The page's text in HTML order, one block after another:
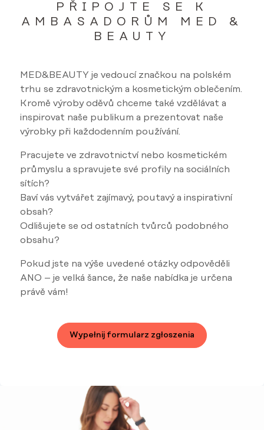
PŘIPOJTE SE K
AMBASADORŮM MED &
BEAUTY
MED&BEAUTY je vedoucí značkou na polském
trhu se zdravotnickým a kosmetickým oblečením.
Kromě výroby oděvů chceme také vzdělávat a
inspirovat naše publikum a prezentovat naše
výrobky při každodenním používání.
Pracujete ve zdravotnictví nebo kosmetickém
průmyslu a spravujete své profily na sociálních
sítích?
Baví vás vytvářet zajímavý, poutavý a inspirativní
obsah?
Odlišujete se od ostatních tvůrců podobného
obsahu?
Pokud jste na výše uvedené otázky odpověděli
ANO – je velká šance, že naše nabídka je určena
právě vám!
Wypełnij formularz zgłoszenia